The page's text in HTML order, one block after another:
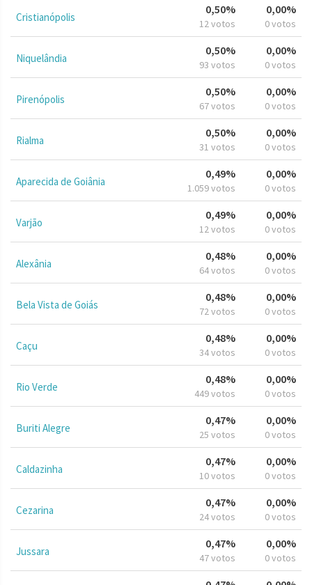
Cristianópolis
0,50%
12 votos
0,00%
0 votos
Niquelândia
0,50%
93 votos
0,00%
0 votos
Pirenópolis
0,50%
67 votos
0,00%
0 votos
Rialma
0,50%
31 votos
0,00%
0 votos
Aparecida de Goiânia
0,49%
1.059 votos
0,00%
0 votos
Varjão
0,49%
12 votos
0,00%
0 votos
Alexânia
0,48%
64 votos
0,00%
0 votos
Bela Vista de Goiás
0,48%
72 votos
0,00%
0 votos
Caçu
0,48%
34 votos
0,00%
0 votos
Rio Verde
0,48%
449 votos
0,00%
0 votos
Buriti Alegre
0,47%
25 votos
0,00%
0 votos
Caldazinha
0,47%
10 votos
0,00%
0 votos
Cezarina
0,47%
24 votos
0,00%
0 votos
Jussara
0,47%
47 votos
0,00%
0 votos